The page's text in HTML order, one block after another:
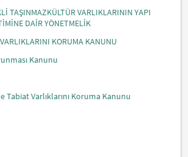
TAŞINMAZKÜLTÜR VARLIKLARININ YAPI
DAİR YÖNETMELİK
KORUMA KANUNU
Kanunu
Tabiat Varlıklarını Koruma Kanunu